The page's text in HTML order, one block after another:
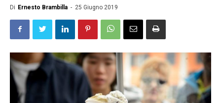
Di Ernesto Brambilla - 25 Giugno 2019